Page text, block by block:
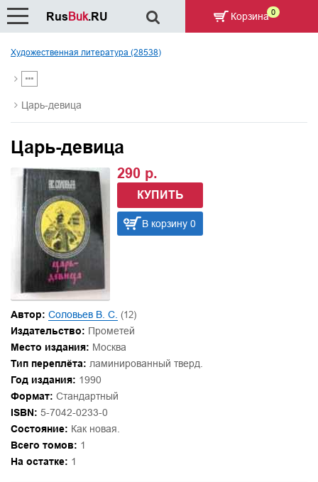
Художественная литература (28538)
Царь-девица
Царь-девица
290 р.
КУПИТЬ
В корзину 0
Автор: Соловьев В. С. (12)
Издательство: Прометей
Место издания: Москва
Тип переплёта: ламинированный тверд.
Год издания: 1990
Формат: Стандартный
ISBN: 5-7042-0233-0
Состояние: Как новая.
Всего томов: 1
На остатке: 1
RusBuk.RU Корзина 0